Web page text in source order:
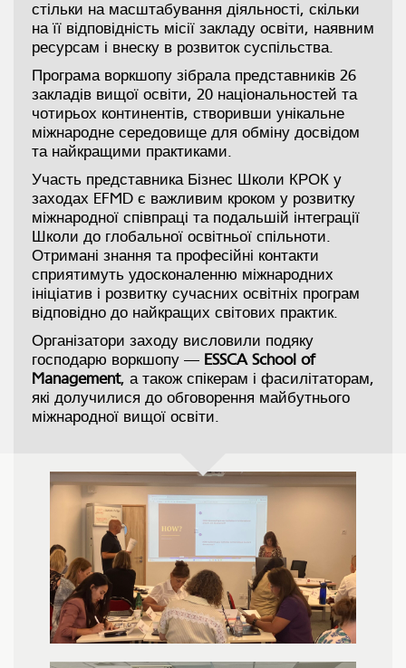
стільки на масштабування діяльності, скільки
на її відповідність місії закладу освіти, наявним
ресурсам і внеску в розвиток суспільства.
Програма воркшопу зібрала представників 26
закладів вищої освіти, 20 національностей та
чотирьох континентів, створивши унікальне
міжнародне середовище для обміну досвідом
та найкращими практиками.
Участь представника Бізнес Школи КРОК у
заходах EFMD є важливим кроком у розвитку
міжнародної співпраці та подальшій інтеграції
Школи до глобальної освітньої спільноти.
Отримані знання та професійні контакти
сприятимуть удосконаленню міжнародних
ініціатив і розвитку сучасних освітніх програм
відповідно до найкращих світових практик.
Організатори заходу висловили подяку
господарю воркшопу — ESSCA School of
Management, а також спікерам і фасилітаторам,
які долучилися до обговорення майбутнього
міжнародної вищої освіти.